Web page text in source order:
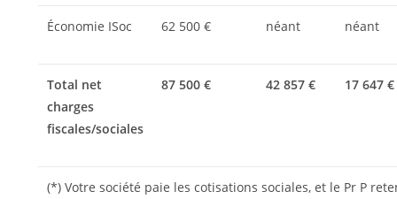
Économie ISoc 62 500 € néant néant
Total net
charges
fiscales/sociales
87 500 € 42 857 € 17 647 €
(*) Votre société paie les cotisations sociales, et le Pr P